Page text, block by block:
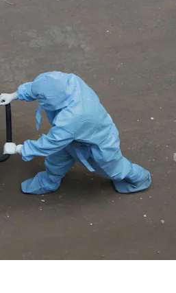
होने वाली मौतों की संख्या में
में देखें तो यह पहली
के मामले 22.68 लाख पर पहुंच
ब्राजील, मैक्सिको और